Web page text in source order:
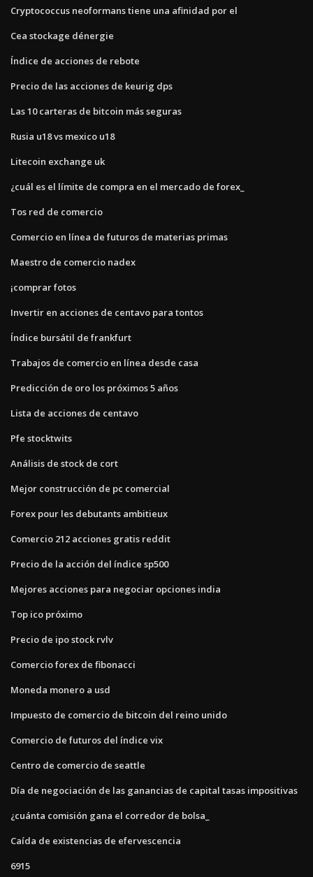
Cryptococcus neoformans tiene una afinidad por el
Cea stockage dénergie
Índice de acciones de rebote
Precio de las acciones de keurig dps
Las 10 carteras de bitcoin más seguras
Rusia u18 vs mexico u18
Litecoin exchange uk
¿cuál es el límite de compra en el mercado de forex_
Tos red de comercio
Comercio en línea de futuros de materias primas
Maestro de comercio nadex
¡comprar fotos
Invertir en acciones de centavo para tontos
Índice bursátil de frankfurt
Trabajos de comercio en línea desde casa
Predicción de oro los próximos 5 años
Lista de acciones de centavo
Pfe stocktwits
Análisis de stock de cort
Mejor construcción de pc comercial
Forex pour les debutants ambitieux
Comercio 212 acciones gratis reddit
Precio de la acción del índice sp500
Mejores acciones para negociar opciones india
Top ico próximo
Precio de ipo stock rvlv
Comercio forex de fibonacci
Moneda monero a usd
Impuesto de comercio de bitcoin del reino unido
Comercio de futuros del índice vix
Centro de comercio de seattle
Día de negociación de las ganancias de capital tasas impositivas
¿cuánta comisión gana el corredor de bolsa_
Caída de existencias de efervescencia
6915